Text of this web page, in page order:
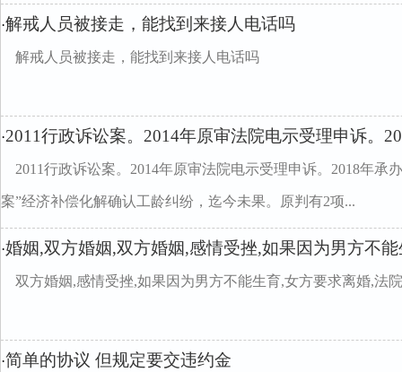
·解戒人员被接走，能找到来接人电话吗
解戒人员被接走，能找到来接人电话吗
·2011行政诉讼案。2014年原审法院电示受理申诉。
2011行政诉讼案。2014年原审法院电示受理申诉。2018年承
案”经济补偿化解确认工龄纠纷，迄今未果。原判有2项...
·婚姻,双方婚姻,双方婚姻,感情受挫,如果因为男方不
双方婚姻,感情受挫,如果因为男方不能生育,女方要求离婚,法
·简单的协议 但规定要交违约金